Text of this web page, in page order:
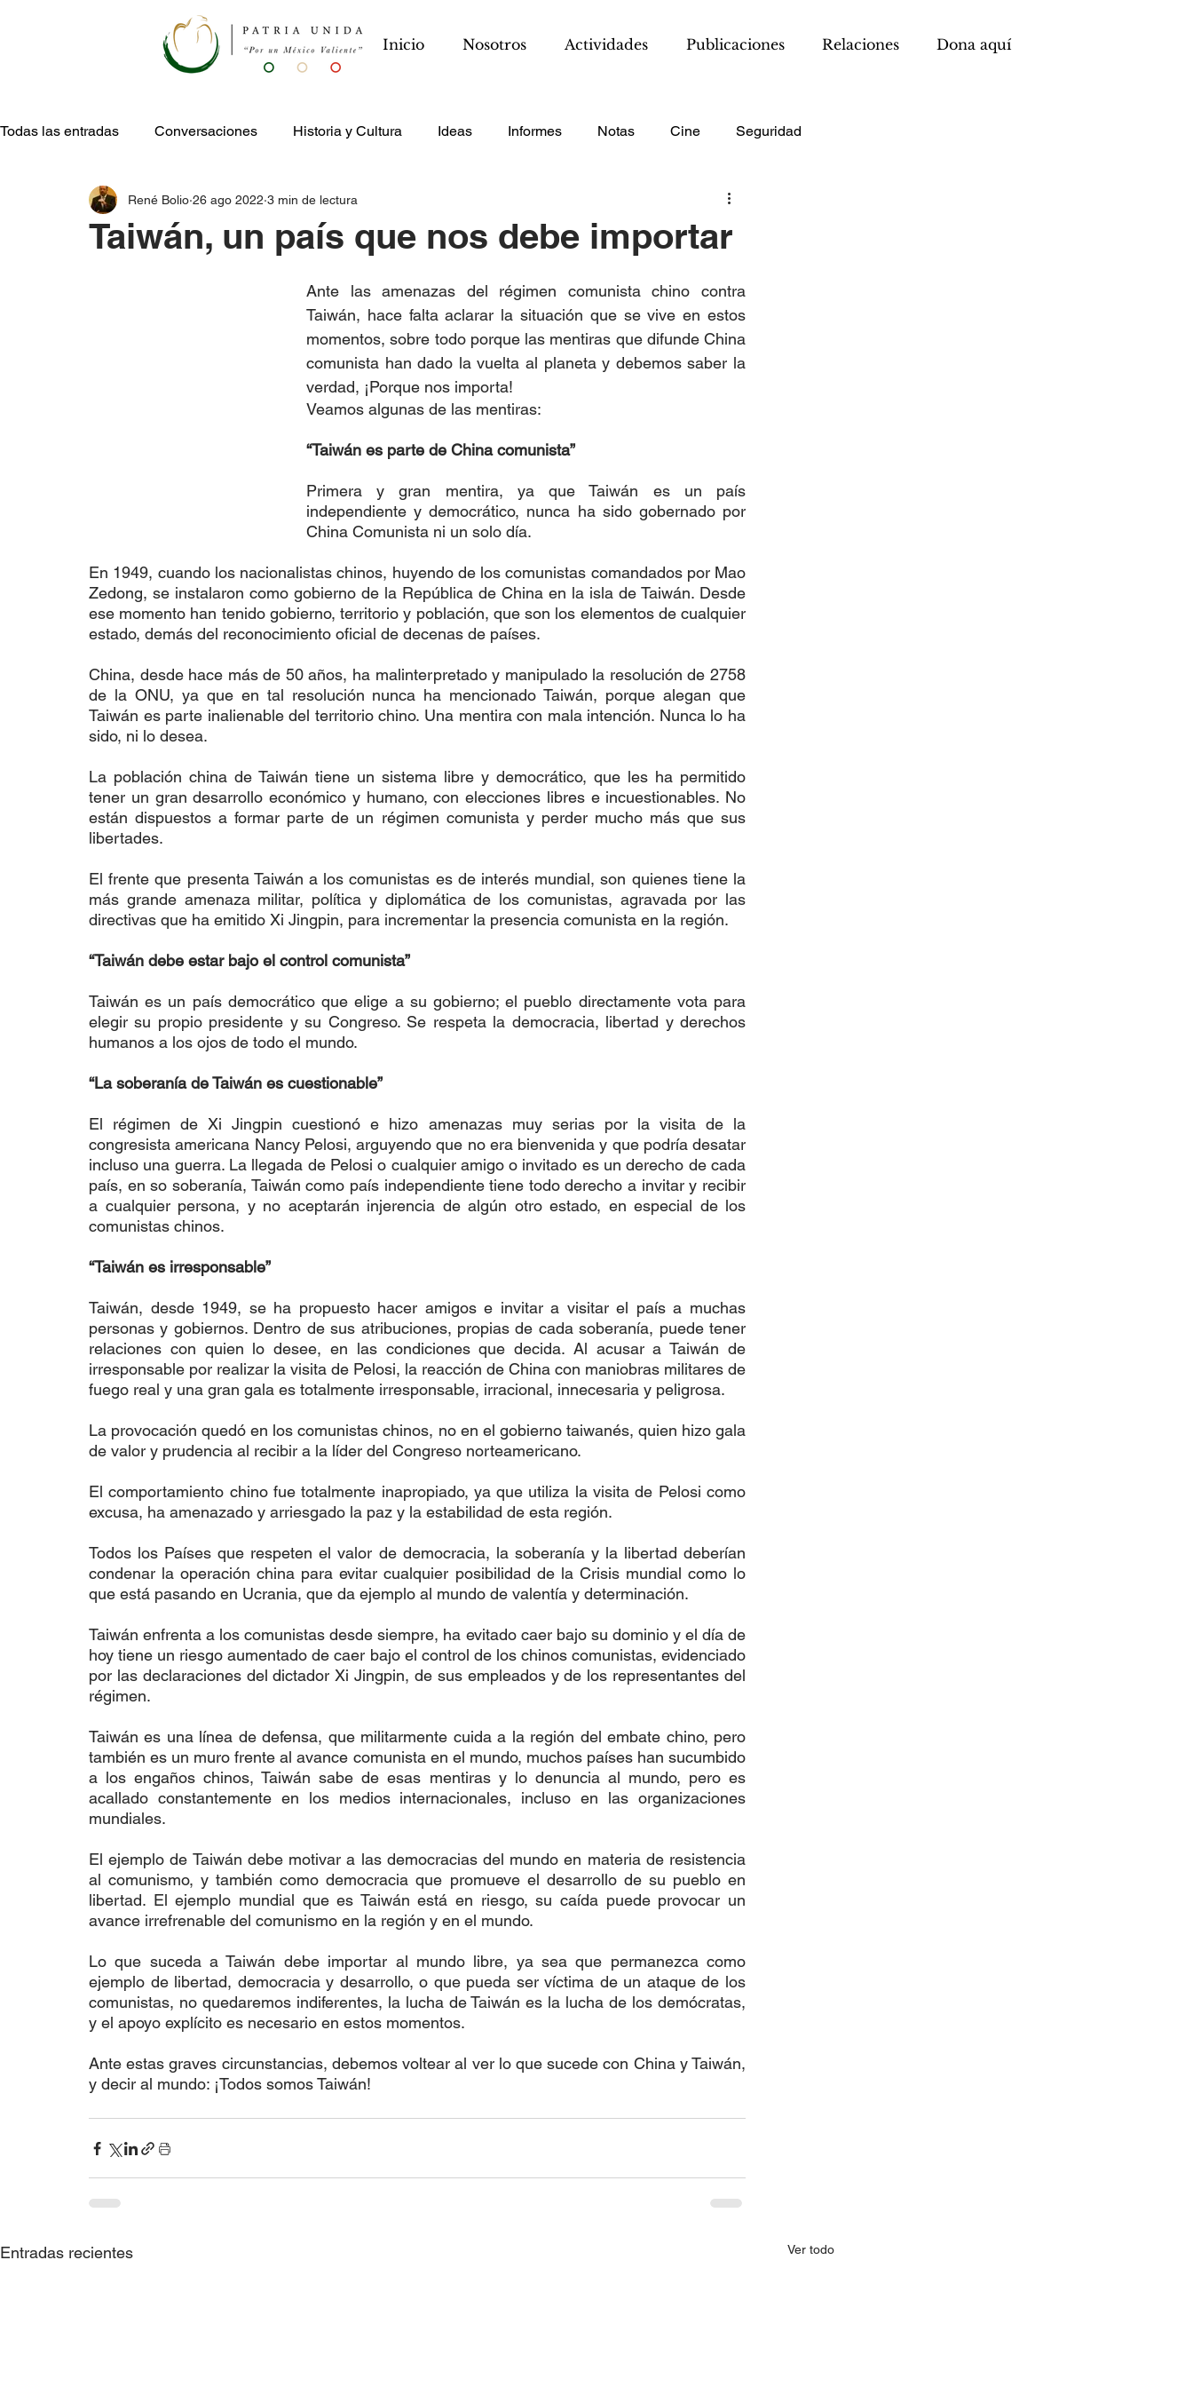
Inicio Nosotros Actividades Publicaciones Relaciones Dona aquí
Todas las entradas Conversaciones Historia y Cultura Ideas Informes Notas Cine Seguridad
Publicaciones Entretenimiento
Taiwán, un país que nos debe importar
René Bolio 26 ago 2022 3 min de lectura
Ante las amenazas del régimen comunista chino contra
Taiwán, hace falta aclarar la situación que se vive en estos
momentos, sobre todo porque las mentiras que difunde China
comunista han dado la vuelta al planeta y debemos saber la
verdad, ¡Porque nos importa!
Veamos algunas de las mentiras:
“Taiwán es parte de China comunista”
Primera y gran mentira, ya que Taiwán es un país
independiente y democrático, nunca ha sido gobernado por
China Comunista ni un solo día.
En 1949, cuando los nacionalistas chinos, huyendo de los comunistas comandados por Mao
Zedong, se instalaron como gobierno de la República de China en la isla de Taiwán. Desde
ese momento han tenido gobierno, territorio y población, que son los elementos de cualquier
estado, demás del reconocimiento oficial de decenas de países.
China, desde hace más de 50 años, ha malinterpretado y manipulado la resolución de 2758
de la ONU, ya que en tal resolución nunca ha mencionado Taiwán, porque alegan que
Taiwán es parte inalienable del territorio chino. Una mentira con mala intención. Nunca lo ha
sido, ni lo desea.
La población china de Taiwán tiene un sistema libre y democrático, que les ha permitido
tener un gran desarrollo económico y humano, con elecciones libres e incuestionables. No
están dispuestos a formar parte de un régimen comunista y perder mucho más que sus
libertades.
El frente que presenta Taiwán a los comunistas es de interés mundial, son quienes tiene la
más grande amenaza militar, política y diplomática de los comunistas, agravada por las
directivas que ha emitido Xi Jingpin, para incrementar la presencia comunista en la región.
“Taiwán debe estar bajo el control comunista”
Taiwán es un país democrático que elige a su gobierno; el pueblo directamente vota para
elegir su propio presidente y su Congreso. Se respeta la democracia, libertad y derechos
humanos a los ojos de todo el mundo.
“La soberanía de Taiwán es cuestionable”
El régimen de Xi Jingpin cuestionó e hizo amenazas muy serias por la visita de la
congresista americana Nancy Pelosi, arguyendo que no era bienvenida y que podría desatar
incluso una guerra. La llegada de Pelosi o cualquier amigo o invitado es un derecho de cada
país, en so soberanía, Taiwán como país independiente tiene todo derecho a invitar y recibir
a cualquier persona, y no aceptarán injerencia de algún otro estado, en especial de los
comunistas chinos.
“Taiwán es irresponsable”
Taiwán, desde 1949, se ha propuesto hacer amigos e invitar a visitar el país a muchas
personas y gobiernos. Dentro de sus atribuciones, propias de cada soberanía, puede tener
relaciones con quien lo desee, en las condiciones que decida. Al acusar a Taiwán de
irresponsable por realizar la visita de Pelosi, la reacción de China con maniobras militares de
fuego real y una gran gala es totalmente irresponsable, irracional, innecesaria y peligrosa.
La provocación quedó en los comunistas chinos, no en el gobierno taiwanés, quien hizo gala
de valor y prudencia al recibir a la líder del Congreso norteamericano.
El comportamiento chino fue totalmente inapropiado, ya que utiliza la visita de Pelosi como
excusa, ha amenazado y arriesgado la paz y la estabilidad de esta región.
Todos los Países que respeten el valor de democracia, la soberanía y la libertad deberían
condenar la operación china para evitar cualquier posibilidad de la Crisis mundial como lo
que está pasando en Ucrania, que da ejemplo al mundo de valentía y determinación.
Taiwán enfrenta a los comunistas desde siempre, ha evitado caer bajo su dominio y el día de
hoy tiene un riesgo aumentado de caer bajo el control de los chinos comunistas, evidenciado
por las declaraciones del dictador Xi Jingpin, de sus empleados y de los representantes del
régimen.
Taiwán es una línea de defensa, que militarmente cuida a la región del embate chino, pero
también es un muro frente al avance comunista en el mundo, muchos países han sucumbido
a los engaños chinos, Taiwán sabe de esas mentiras y lo denuncia al mundo, pero es
acallado constantemente en los medios internacionales, incluso en las organizaciones
mundiales.
El ejemplo de Taiwán debe motivar a las democracias del mundo en materia de resistencia
al comunismo, y también como democracia que promueve el desarrollo de su pueblo en
libertad. El ejemplo mundial que es Taiwán está en riesgo, su caída puede provocar un
avance irrefrenable del comunismo en la región y en el mundo.
Lo que suceda a Taiwán debe importar al mundo libre, ya sea que permanezca como
ejemplo de libertad, democracia y desarrollo, o que pueda ser víctima de un ataque de los
comunistas, no quedaremos indiferentes, la lucha de Taiwán es la lucha de los demócratas,
y el apoyo explícito es necesario en estos momentos.
Ante estas graves circunstancias, debemos voltear al ver lo que sucede con China y Taiwán,
y decir al mundo: ¡Todos somos Taiwán!
Entradas recientes Ver todo